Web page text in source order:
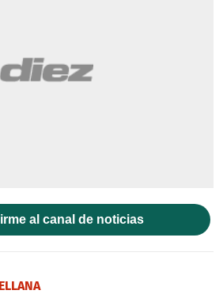
al canal de noticias